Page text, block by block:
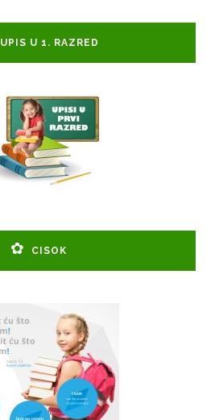
UPIS U 1. RAZRED
CISOK